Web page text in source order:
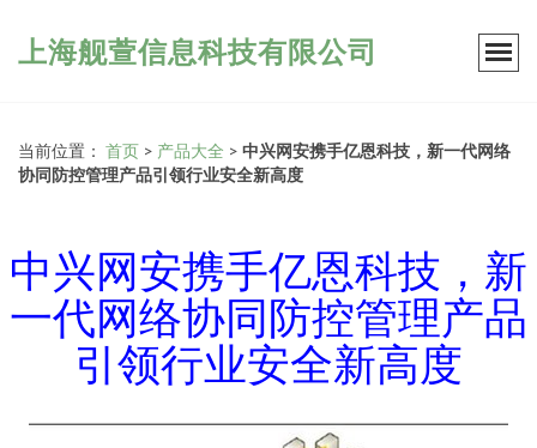
上海舰萱信息科技有限公司
当前位置： 首页 > 产品大全 > 中兴网安携手亿恩科技，新一代网络
协同防控管理产品引领行业安全新高度
中兴网安携手亿恩科技，新
一代网络协同防控管理产品
引领行业安全新高度